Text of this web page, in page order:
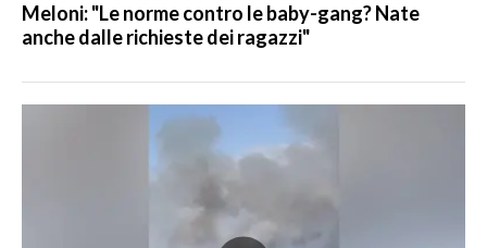
Meloni: "Le norme contro le baby-gang? Nate
anche dalle richieste dei ragazzi"